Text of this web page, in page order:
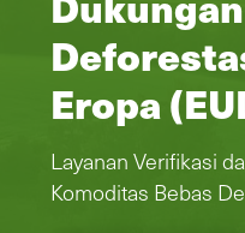
Eropa
Layanan Verifikasi
Komoditas Bebas